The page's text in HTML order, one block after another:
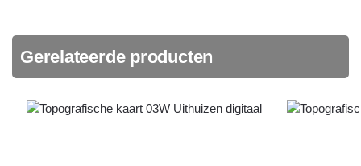
Gerelateerde producten